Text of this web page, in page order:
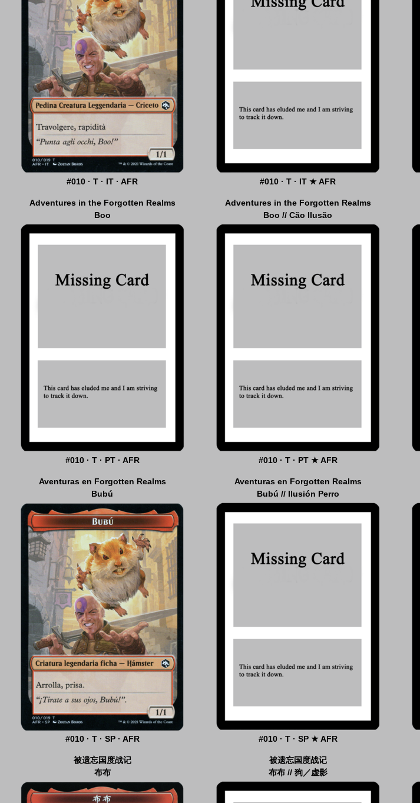
#010 · T · IT · AFR
#17 · A · IT · AFR #010 · T · IT ★ AFR
Adventures in the Forgotten Realms
Boo
#010 · T · PT · AFR
Adventures in the Forgotten Realms
Boo // Cão Ilusão
#010 · T · PT ★ AFR
Aventuras en Forgotten Realms
Bubú
#010 · T · SP · AFR
Aventuras en Forgotten Realms
ARQUETIPOS DE DRAFT DE AFR
#17 · A · SP · AFR
Aventuras en Forgotten Realms
Bubú // Ilusión Perro
#010 · T · SP ★ AFR
被遗忘国度战记
布布
万智牌迷你游戏
单包现开
被遗忘国度战记
布布 // 狗／虚影